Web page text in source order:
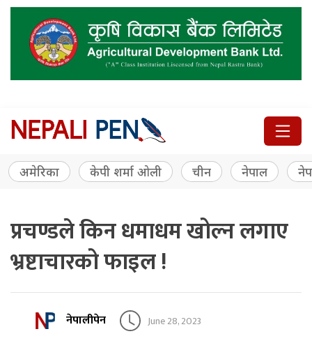
अमेरिका केपी शर्मा ओली चीन नेपाल
प्रचण्डले किन धमाधम खोल्न लगाए
भ्रष्टाचारको फाइल !
नेपालीपेन June 28, 2023